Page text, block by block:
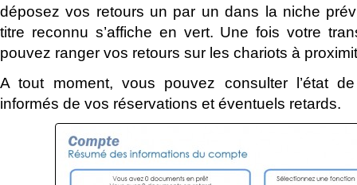
déposez vos retours un par un dans la niche
titre reconnu s’affiche en vert. Une fois votre
pouvez ranger vos retours sur les chariots à
A tout moment, vous pouvez consulter l’état
informés de vos réservations et éventuels retards.